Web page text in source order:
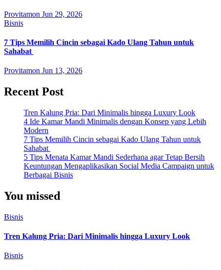
Provitamon Jun 29, 2026
Bisnis
7 Tips Memilih Cincin sebagai Kado Ulang Tahun untuk
Sahabat
Provitamon Jun 13, 2026
Recent Post
Tren Kalung Pria: Dari Minimalis hingga Luxury Look
4 Ide Kamar Mandi Minimalis dengan Konsep yang Lebih
Modern
7 Tips Memilih Cincin sebagai Kado Ulang Tahun untuk
Sahabat
5 Tips Menata Kamar Mandi Sederhana agar Tetap Bersih
Keuntungan Mengaplikasikan Social Media Campaign untuk
Berbagai Bisnis
You missed
Bisnis
Tren Kalung Pria: Dari Minimalis hingga Luxury Look
Bisnis